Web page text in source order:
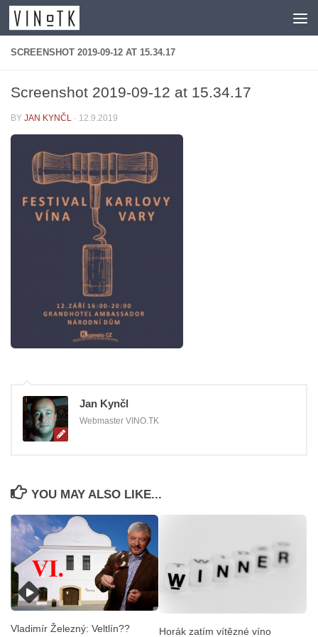
Skip to content
SCREENSHOT 2019-09-12 AT 15.34.17
Screenshot 2019-09-12 at 15.34.17
BY JAN KYNČL · 12.9.2019
Jan Kynčl
Webmaster VINO.TK
YOU MAY ALSO LIKE...
Vladimír Železný: Veltlín?? Horák zatím vítězné víno